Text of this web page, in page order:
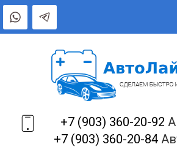
+7 (903) 360-20-92
+7 (903) 360-20-84